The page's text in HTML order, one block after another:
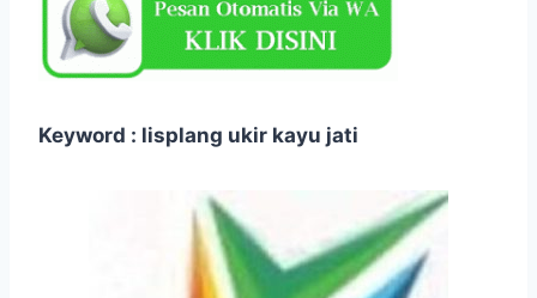
Keyword : lisplang ukir kayu jati